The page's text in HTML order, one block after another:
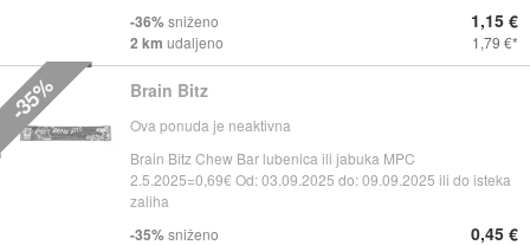
-36%sniženo
2 km udaljeno
1,15 €
1,79 €
Brain Bitz
Ova ponuda je neaktivna
Brain Bitz Chew Bar lubenica ili jabuka MPC
2.5.2025=0,69€ Od: 03.09.2025 do: 09.09.2025 ili do isteka
zaliha
-35%sniženo 0,45 €
-35%